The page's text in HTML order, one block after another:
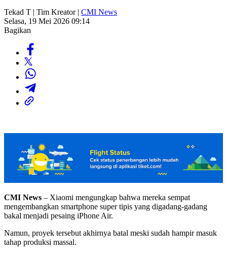
Tekad T | Tim Kreator | CMI News
Selasa, 19 Mei 2026 09:14
Bagikan
CMI News – Xiaomi mengungkap bahwa mereka sempat
mengembangkan smartphone super tipis yang digadang-gadang
bakal menjadi pesaing iPhone Air.
Namun, proyek tersebut akhirnya batal meski sudah hampir masuk
tahap produksi massal.